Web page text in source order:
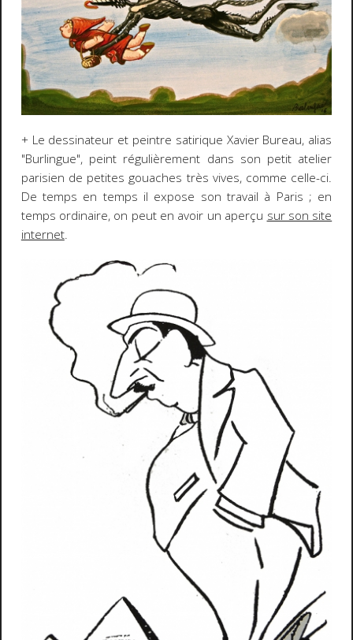
+ Le dessinateur et peintre satirique Xavier Bureau, alias
"Burlingue", peint régulièrement dans son petit atelier
parisien de petites gouaches très vives, comme celle-ci.
De temps en temps il expose son travail à Paris ; en
temps ordinaire, on peut en avoir un aperçu sur son site
internet.